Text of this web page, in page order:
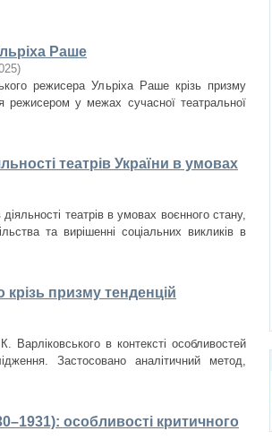
Раше
)
режисера Ульріха Раше крізь призму
режисером у межах сучасної театральної
театрів України в умовах
театрів в умовах воєнного стану,
та вирішенні соціальних викликів в
призму тенденцій
Варліковського в контексті особливостей
Застосовано аналітичний метод,
особливості критичного